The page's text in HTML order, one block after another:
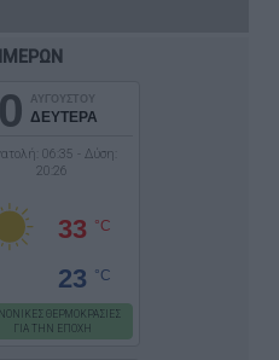
ΑΥΓΟΥΣΤΟΥ
ΔΕΥΤΕΡΑ
06:35 - Δύση:
20:26
33 °C
23 °C
ΘΕΡΜΟΚΡΑΣΙΕΣ
ΓΙΑ ΤΗΝ ΕΠΟΧΗ